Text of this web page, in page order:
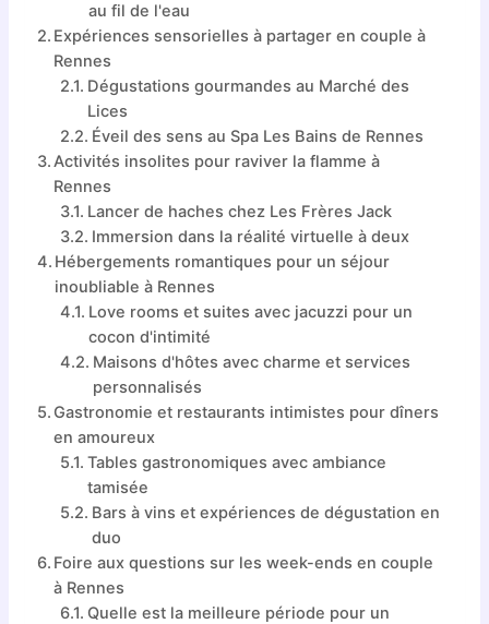
au fil de l'eau
Expériences sensorielles à partager en couple à
Rennes
Dégustations gourmandes au Marché des
Lices
Éveil des sens au Spa Les Bains de Rennes
Activités insolites pour raviver la flamme à
Rennes
Lancer de haches chez Les Frères Jack
Immersion dans la réalité virtuelle à deux
Hébergements romantiques pour un séjour
inoubliable à Rennes
Love rooms et suites avec jacuzzi pour un
cocon d'intimité
Maisons d'hôtes avec charme et services
personnalisés
Gastronomie et restaurants intimistes pour dîners
en amoureux
Tables gastronomiques avec ambiance
tamisée
Bars à vins et expériences de dégustation en
duo
Foire aux questions sur les week-ends en couple
à Rennes
Quelle est la meilleure période pour un